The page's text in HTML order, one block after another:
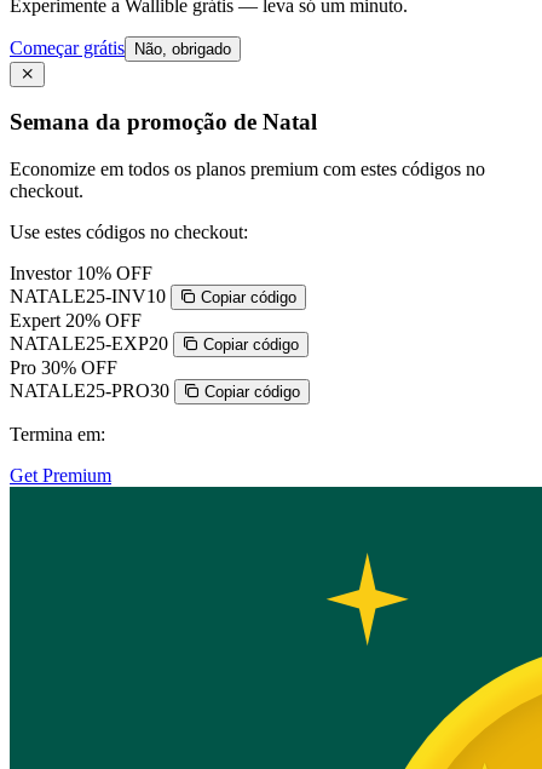
Experimente a Wallible grátis — leva só um minuto.
Começar grátis Não, obrigado
Semana da promoção de Natal
Economize em todos os planos premium com estes códigos no
checkout.
Use estes códigos no checkout:
Investor 10% OFF
NATALE25-INV10
Copiar código
Expert 20% OFF
NATALE25-EXP20
Copiar código
Pro 30% OFF
NATALE25-PRO30
Copiar código
Termina em:
Get Premium